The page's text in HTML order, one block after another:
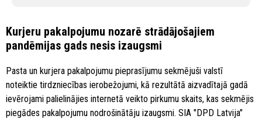
Kurjeru pakalpojumu nozarē strādājošajiem
pandēmijas gads nesis izaugsmi
Pasta un kurjera pakalpojumu pieprasījumu sekmējuši valstī
noteiktie tirdzniecības ierobežojumi, kā rezultātā aizvadītajā gadā
ievērojami palielinājies internetā veikto pirkumu skaits, kas sekmējis
piegādes pakalpojumu nodrošinātāju izaugsmi. SIA "DPD Latvija"